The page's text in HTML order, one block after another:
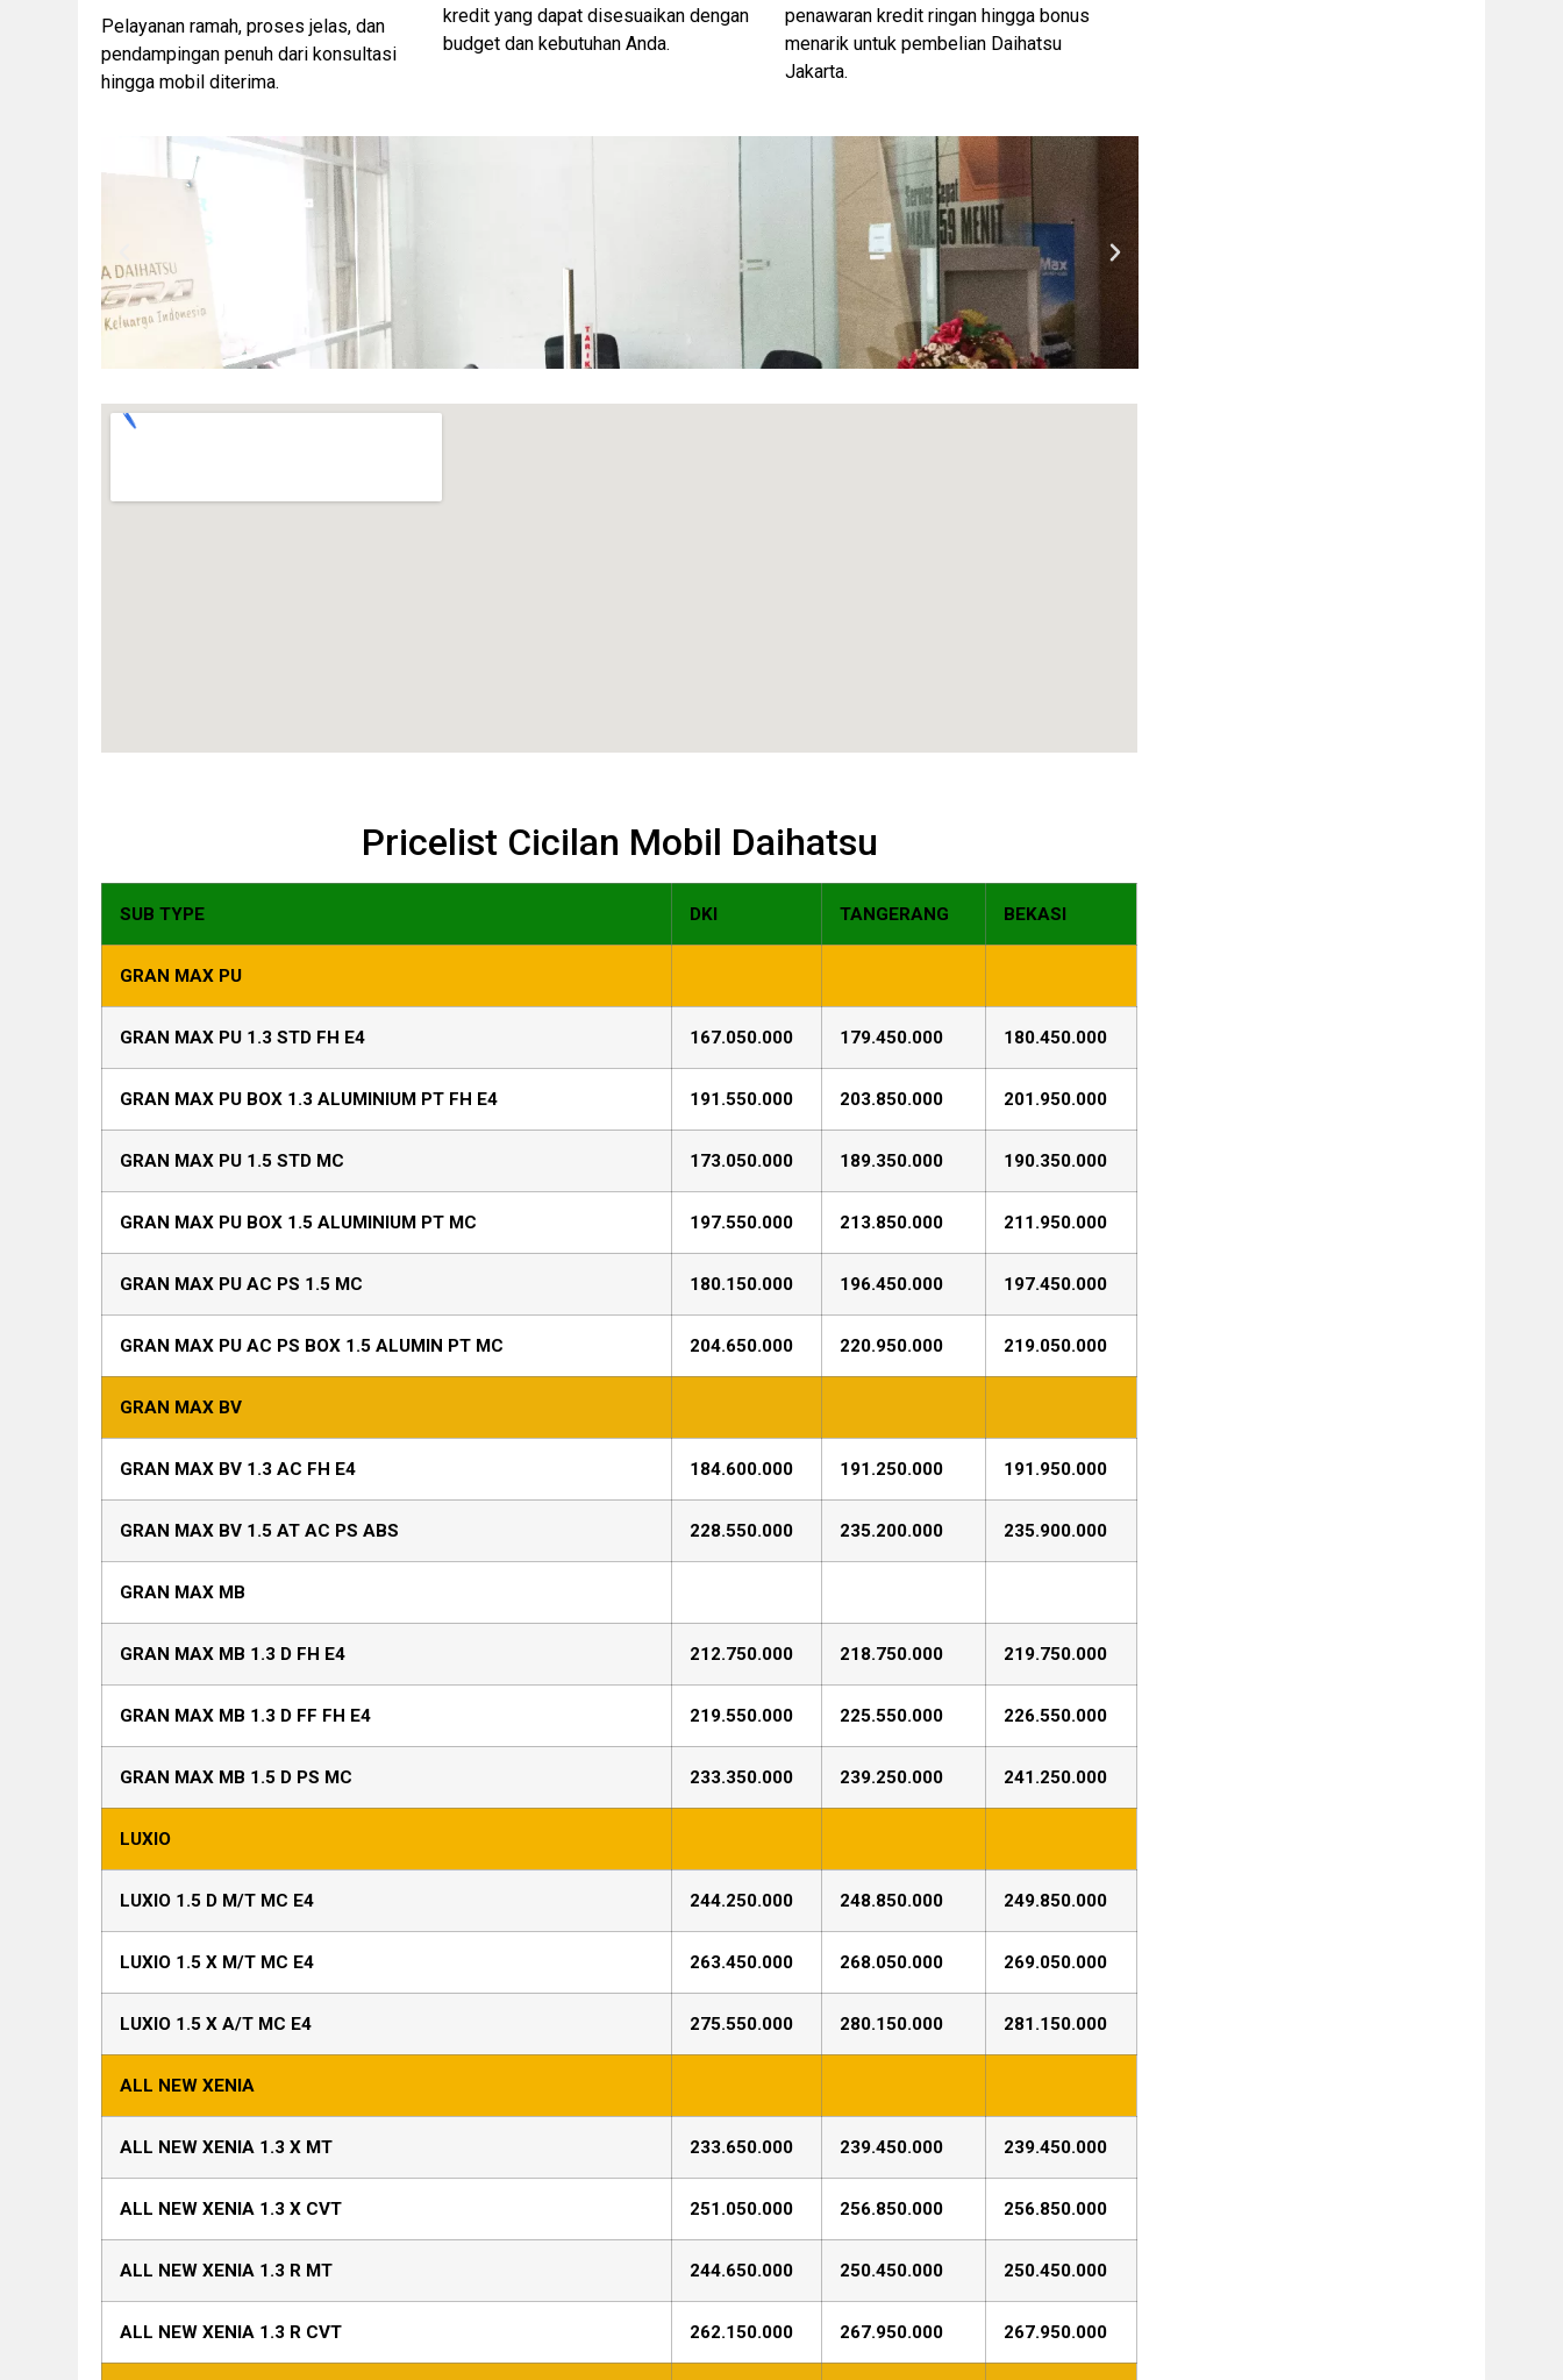
Pelayanan ramah, proses jelas, dan
pendampingan penuh dari konsultasi
hingga mobil diterima.
kredit yang dapat disesuaikan dengan
budget dan kebutuhan Anda.
penawaran kredit ringan hingga bonus
menarik untuk pembelian Daihatsu
Jakarta.
Pricelist Cicilan Mobil Daihatsu
SUB TYPE DKI TANGERANG BEKASI
GRAN MAX PU
GRAN MAX PU 1.3 STD FH E4 167.050.000 179.450.000 180.450.000
GRAN MAX PU BOX 1.3 ALUMINIUM PT FH E4 191.550.000 203.850.000 201.950.000
GRAN MAX PU 1.5 STD MC 173.050.000 189.350.000 190.350.000
GRAN MAX PU BOX 1.5 ALUMINIUM PT MC 197.550.000 213.850.000 211.950.000
GRAN MAX PU AC PS 1.5 MC 180.150.000 196.450.000 197.450.000
GRAN MAX PU AC PS BOX 1.5 ALUMIN PT MC 204.650.000 220.950.000 219.050.000
GRAN MAX BV
GRAN MAX BV 1.3 AC FH E4 184.600.000 191.250.000 191.950.000
GRAN MAX BV 1.5 AT AC PS ABS 228.550.000 235.200.000 235.900.000
GRAN MAX MB
GRAN MAX MB 1.3 D FH E4 212.750.000 218.750.000 219.750.000
GRAN MAX MB 1.3 D FF FH E4 219.550.000 225.550.000 226.550.000
GRAN MAX MB 1.5 D PS MC 233.350.000 239.250.000 241.250.000
LUXIO
LUXIO 1.5 D M/T MC E4 244.250.000 248.850.000 249.850.000
LUXIO 1.5 X M/T MC E4 263.450.000 268.050.000 269.050.000
LUXIO 1.5 X A/T MC E4 275.550.000 280.150.000 281.150.000
ALL NEW XENIA
ALL NEW XENIA 1.3 X MT 233.650.000 239.450.000 239.450.000
ALL NEW XENIA 1.3 X CVT 251.050.000 256.850.000 256.850.000
ALL NEW XENIA 1.3 R MT 244.650.000 250.450.000 250.450.000
ALL NEW XENIA 1.3 R CVT 262.150.000 267.950.000 267.950.000